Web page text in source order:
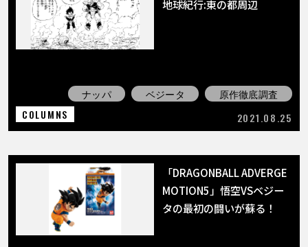
地球紀行:東の都周辺
ナッパ ベジータ
原作徹底調査
COLUMNS
2021.08.25
「DRAGONBALL ADVERGE
MOTION5」悟空VSベジー
タの最初の闘いが蘇る！